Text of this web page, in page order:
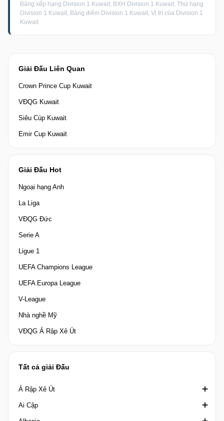
Giải Đấu Liên Quan
Crown Prince Cup Kuwait
VĐQG Kuwait
Siêu Cúp Kuwait
Emir Cup Kuwait
Giải Đấu Hot
Ngoại hạng Anh
La Liga
VĐQG Đức
Serie A
Ligue 1
UEFA Champions League
UEFA Europa League
V-League
Nhà nghề Mỹ
VĐQG Ả Rập Xê Út
Tất cả giải Đấu
Ả Rập Xê Út
Crown Prince Cup Saudi Arabia
Ai Cập
Bảng xếp hạng Division 1 Kuwait, BXH Division 1 Kuwait, Thứ hạng
Division 1 Kuwait, Bảng điểm Division 1 Kuwait, Vị trí của Division 1
Kuwait